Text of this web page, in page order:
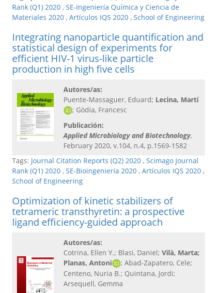
Rank (Q1) 2020 , SE-Ingeniería Química y Ciencia de
Materiales 2020 , Artículos IQS 2020 , School of Engineering
Integrating nanoparticle quantification and
statistical design of experiments for
efficient HIV-1 virus-like particle
production in high five cells
Autores/as:
Puente-Massaguer, Eduard; Lecina, Martí
; Gòdia, Francesc
Publicación:
Applied Microbiology and Biotechnology,
February 2020, v.104, n.4, p.1569-1582
Tags: Journal Citation Reports (Q2) 2020 , Scimago Journal
Rank (Q1) 2020 , SE-Bioingeniería 2020 , Artículos IQS 2020 ,
School of Engineering
Optimization of kinetic stabilizers of
tetrameric transthyretin: a prospective
ligand efficiency-guided approach
Autores/as:
Cotrina, Ellen Y.; Blasi, Daniel; Vilà, Marta;
Planas, Antoni
; Abad-Zapatero, Cele;
Centeno, Nuria B.; Quintana, Jordi;
Arsequell, Gemma